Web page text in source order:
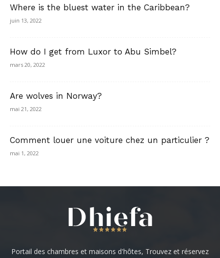
Where is the bluest water in the Caribbean?
juin 13, 2022
How do I get from Luxor to Abu Simbel?
mars 20, 2022
Are wolves in Norway?
mai 21, 2022
Comment louer une voiture chez un particulier ?
mai 1, 2022
Portail des chambres et maisons d'hôtes, Trouvez et réservez